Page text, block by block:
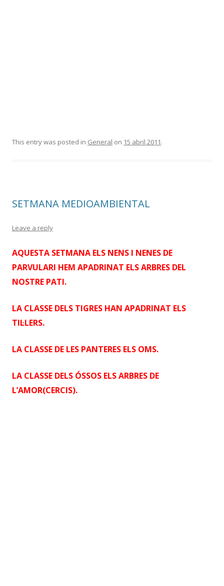
This entry was posted in General on 15 abril 2011.
SETMANA MEDIOAMBIENTAL
Leave a reply
AQUESTA SETMANA ELS NENS I NENES DE
PARVULARI HEM APADRINAT ELS ARBRES DEL
NOSTRE PATI.
LA CLASSE DELS TIGRES HAN APADRINAT ELS
TIL·LERS.
LA CLASSE DE LES PANTERES ELS OMS.
LA CLASSE DELS ÓSSOS ELS ARBRES DE
L’AMOR(CERCIS).